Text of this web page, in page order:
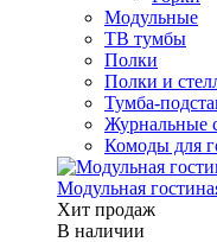
Модульные
ТВ тумбы
Полки
Полки и
Тумба-
Журнальные
Комоды для
Модульная
Хит продаж
В наличии